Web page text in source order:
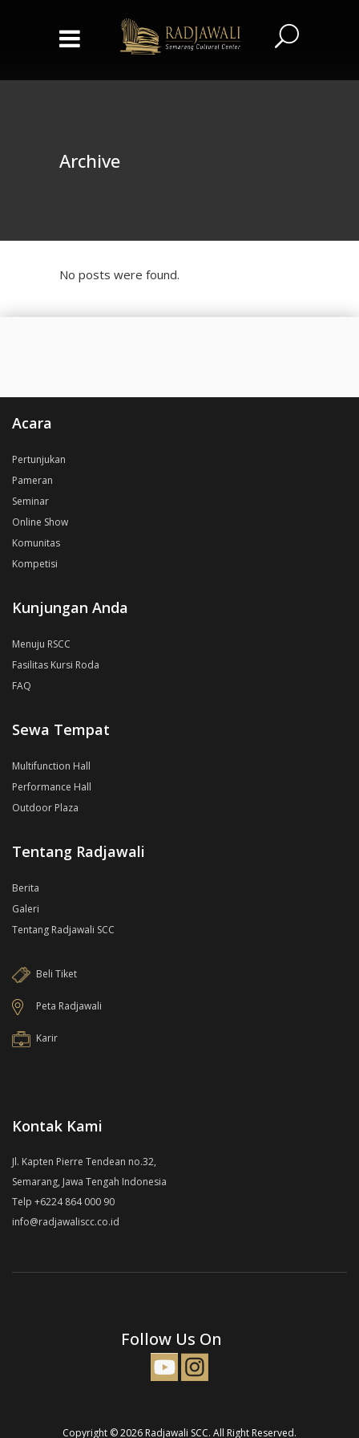
Archive
No posts were found.
Acara
Pertunjukan
Pameran
Seminar
Online Show
Komunitas
Kompetisi
Kunjungan Anda
Menuju RSCC
Fasilitas Kursi Roda
FAQ
Sewa Tempat
Multifunction Hall
Performance Hall
Outdoor Plaza
Tentang Radjawali
Berita
Galeri
Tentang Radjawali SCC
Beli Tiket
Peta Radjawali
Karir
Kontak Kami
Jl. Kapten Pierre Tendean no.32,
Semarang, Jawa Tengah Indonesia
Telp +6224 864 000 90
info@radjawaliscc.co.id
Follow Us On
Copyright © 2026 Radjawali SCC. All Right Reserved.